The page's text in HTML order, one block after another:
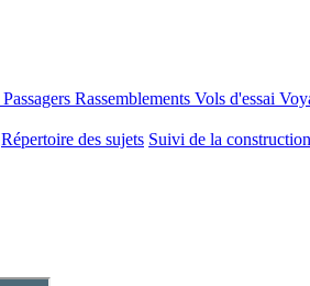
Passagers Rassemblements Vols d'essai
Répertoire des sujets Suivi de la construction